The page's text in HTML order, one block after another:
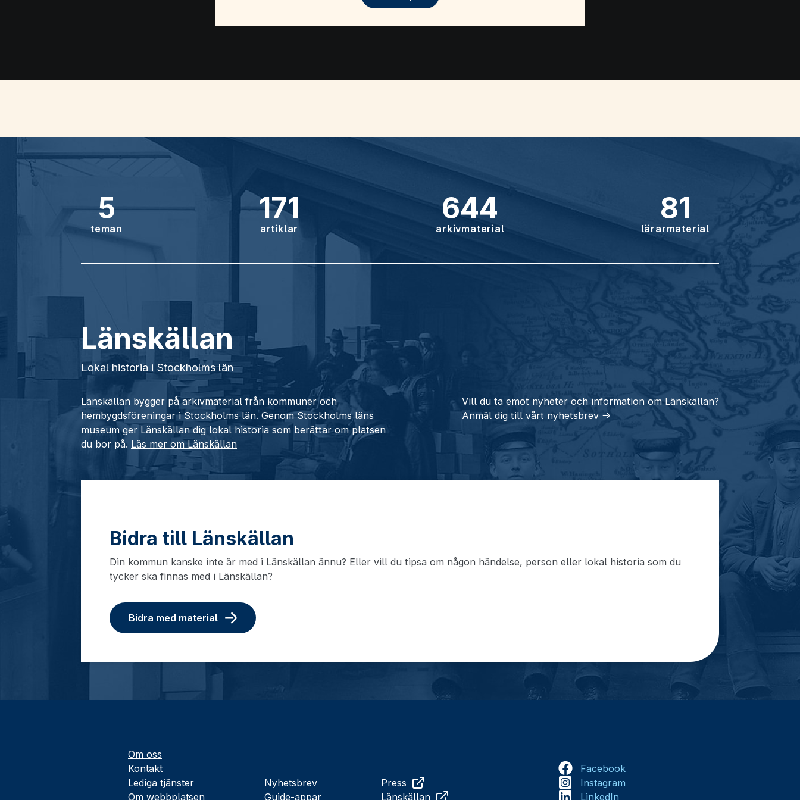
5
teman
171
artiklar
644
arkivmaterial
81
lärarmaterial
Länskällan
Lokal historia i Stockholms län
Länskällan bygger på arkivmaterial från kommuner och
hembygdsföreningar i Stockholms län. Genom Stockholms läns
museum ger Länskällan dig lokal historia som berättar om platsen
du bor på. Läs mer om Länskällan
Vill du ta emot nyheter och information om Länskällan?
Anmäl dig till vårt nyhetsbrev →
Bidra till Länskällan
Din kommun kanske inte är med i Länskällan ännu? Eller vill du tipsa om någon händelse, person eller lokal historia som du
tycker ska finnas med i Länskällan?
Bidra med material
Om oss
Kontakt
Lediga tjänster
Om webbplatsen
Nyhetsbrev
Guide-appar
Press
Länskällan
Facebook
Instagram
LinkedIn